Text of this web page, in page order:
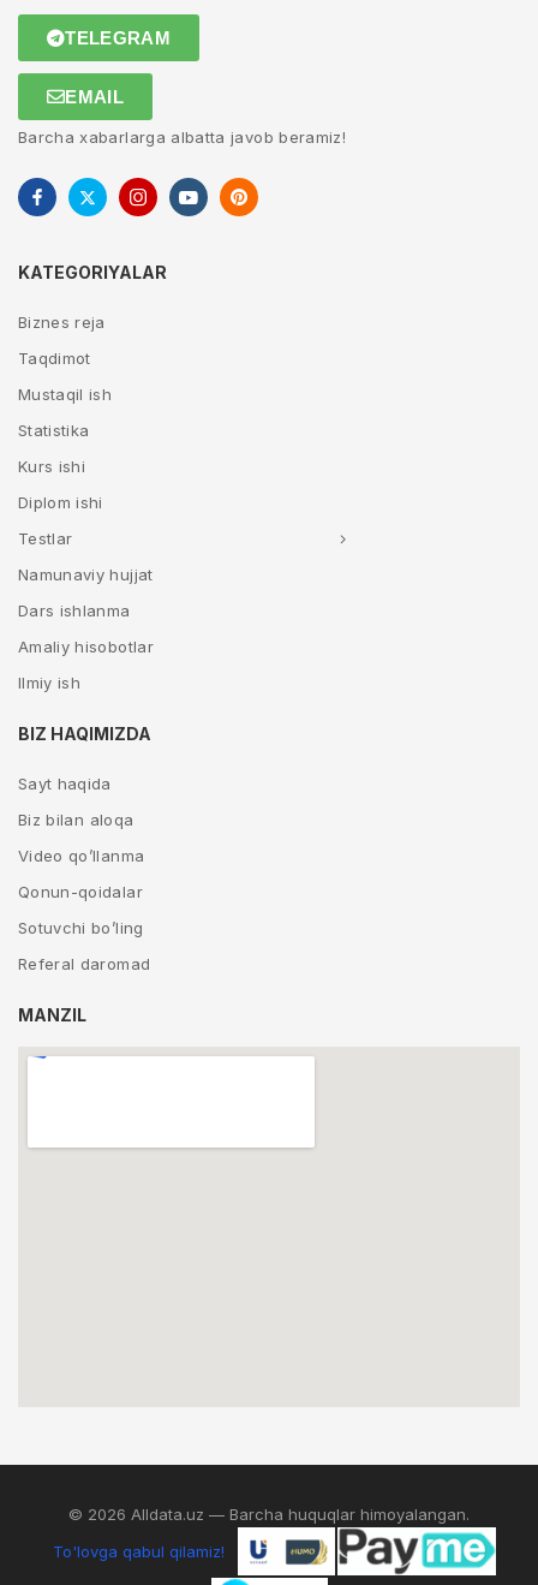
TELEGRAM
EMAIL
Barcha xabarlarga albatta javob beramiz!
KATEGORIYALAR
Biznes reja
Taqdimot
Mustaqil ish
Statistika
Kurs ishi
Diplom ishi
Testlar
Namunaviy hujjat
Dars ishlanma
Amaliy hisobotlar
Ilmiy ish
BIZ HAQIMIZDA
Sayt haqida
Biz bilan aloqa
Video qo’llanma
Qonun-qoidalar
Sotuvchi bo’ling
Referal daromad
MANZIL
© 2026 Alldata.uz — Barcha huquqlar himoyalangan.
To'lovga qabul qilamiz!